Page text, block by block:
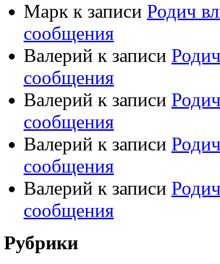
Марк к записи Родич
сообщения
Валерий к записи
сообщения
Валерий к записи
сообщения
Валерий к записи
сообщения
Валерий к записи
сообщения
Рубрики